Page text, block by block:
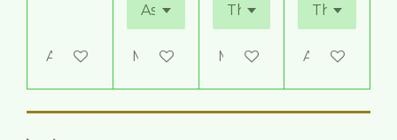
Ajouter au panierM'avertir si disponibleM'avertir si disponible
Ajouter au